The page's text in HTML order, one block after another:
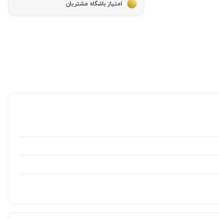
امتیاز باشگاه مشتریان